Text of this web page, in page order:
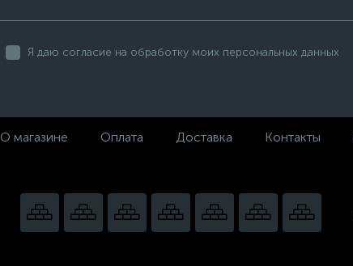
Я даю согласие на обработку моих персональных данных
О магазине Оплата Доставка Контакты